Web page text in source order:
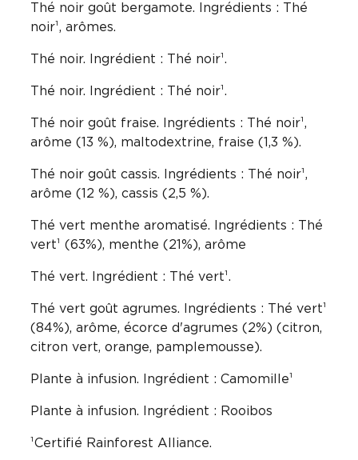
Thé noir goût bergamote. Ingrédients : Thé
noir¹, arômes.
Thé noir. Ingrédient : Thé noir¹.
Thé noir. Ingrédient : Thé noir¹.
Thé noir goût fraise. Ingrédients : Thé noir¹,
arôme (13 %), maltodextrine, fraise (1,3 %).
Thé noir goût cassis. Ingrédients : Thé noir¹,
arôme (12 %), cassis (2,5 %).
Thé vert menthe aromatisé. Ingrédients : Thé
vert¹ (63%), menthe (21%), arôme
Thé vert. Ingrédient : Thé vert¹.
Thé vert goût agrumes. Ingrédients : Thé vert¹
(84%), arôme, écorce d'agrumes (2%) (citron,
citron vert, orange, pamplemousse).
Plante à infusion. Ingrédient : Camomille¹
Plante à infusion. Ingrédient : Rooibos
¹Certifié Rainforest Alliance.